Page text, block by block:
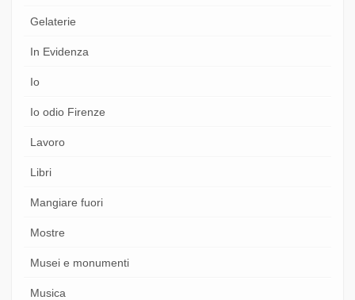
Gelaterie
In Evidenza
Io
Io odio Firenze
Lavoro
Libri
Mangiare fuori
Mostre
Musei e monumenti
Musica